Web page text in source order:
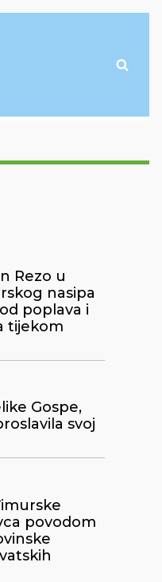
Rezo u
nasipa
poplava i
tijekom
Gospe,
svoj
povodom